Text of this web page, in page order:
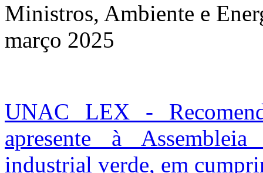
Ministros, Ambiente e
março 2025
UNAC LEX -
apresente à
industrial verde, em